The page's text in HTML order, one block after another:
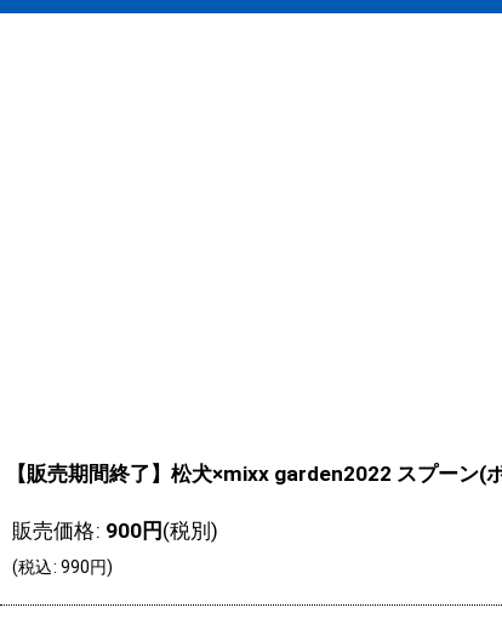
【販売期間終了】松犬×mixx garden2022 スプーン(
販売価格: 900円 (税別)
(税込: 990円)